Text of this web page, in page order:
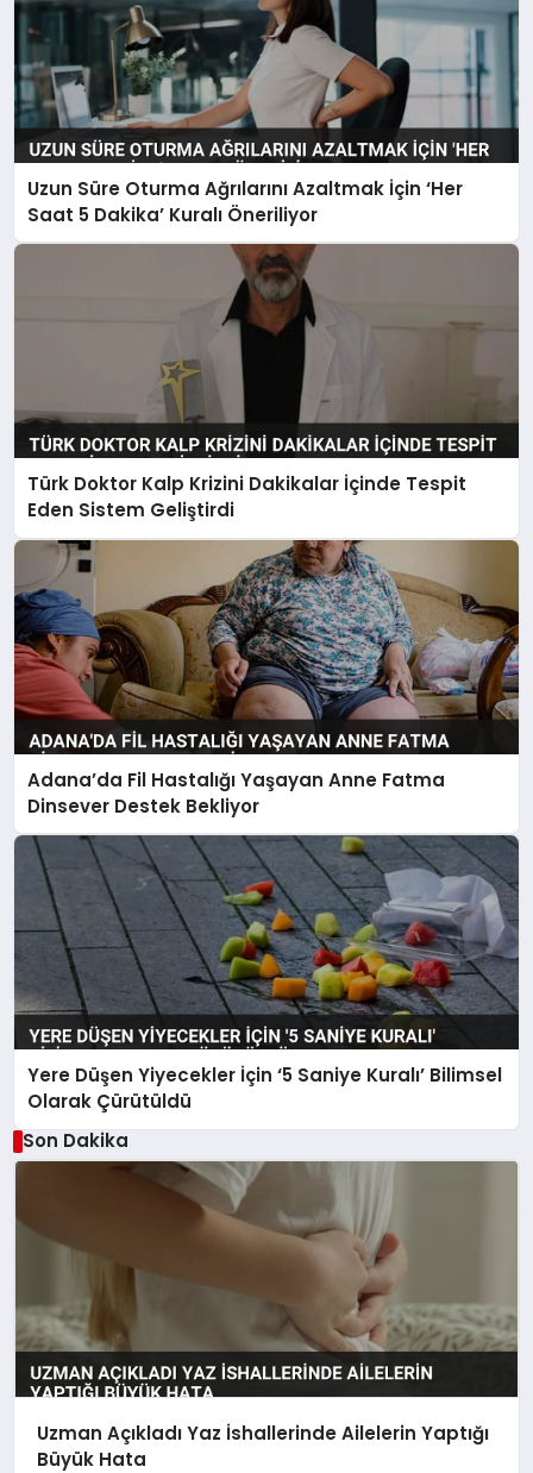
Uzun Süre Oturma Ağrılarını Azaltmak İçin ‘Her
Saat 5 Dakika’ Kuralı Öneriliyor
Türk Doktor Kalp Krizini Dakikalar İçinde Tespit
Eden Sistem Geliştirdi
Adana’da Fil Hastalığı Yaşayan Anne Fatma
Dinsever Destek Bekliyor
Yere Düşen Yiyecekler İçin ‘5 Saniye Kuralı’ Bilimsel
Olarak Çürütüldü
Son Dakika
Uzman Açıkladı Yaz İshallerinde Ailelerin Yaptığı
Büyük Hata